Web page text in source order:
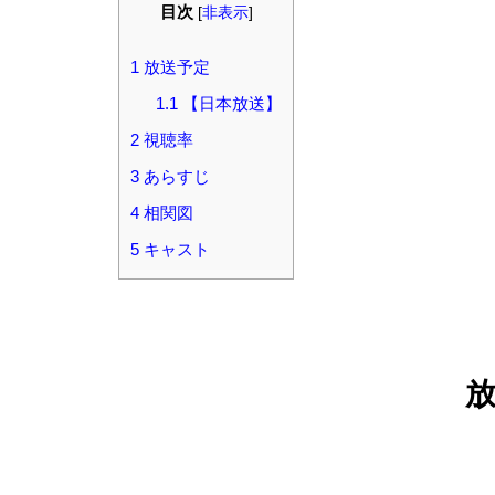
目次 [非表示]
1 放送予定
1.1 【日本放送】
2 視聴率
3 あらすじ
4 相関図
5 キャスト